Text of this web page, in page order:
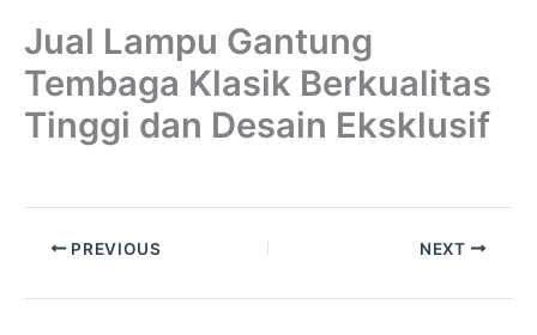
Jual Lampu Gantung
Tembaga Klasik Berkualitas
Tinggi dan Desain Eksklusif
PREVIOUS NEXT